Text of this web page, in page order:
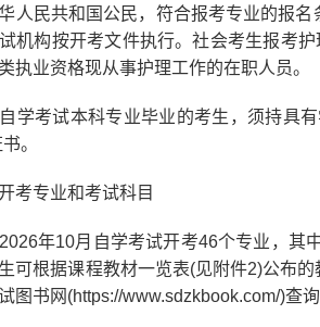
民共和国公民，符合报考专业的报名
机构按开考文件执行。社会考生报考
执业资格现从事护理工作的在职人员。
考试本科专业毕业的考生，须持具有
。
专业和考试科目
年10月自学考试开考46个专业，其中
可根据课程教材一览表(见附件2)公布
图书网(https://www.sdzkbook.com/)查询